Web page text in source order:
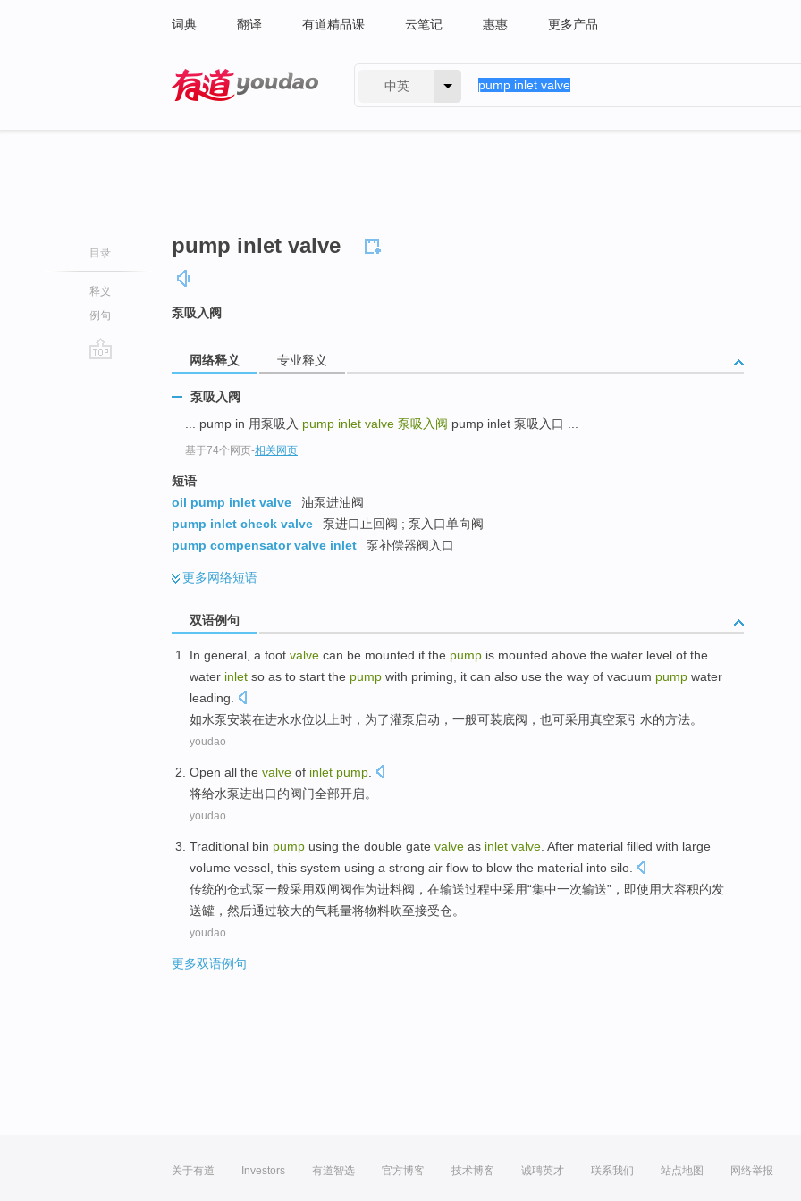
词典 翻译 有道精品课 云笔记 惠惠 更多产品
中英
目录
释义
例句
pump inlet valve
泵吸入阀
网络释义 专业释义
泵吸入阀
... pump in 用泵吸入 pump inlet valve 泵吸入阀 pump inlet 泵吸入口 ...
基于74个网页-相关网页
短语
oil pump inlet valve
油泵进油阀
pump inlet check valve
泵进口止回阀 ; 泵入口单向阀
pump compensator valve inlet
泵补偿器阀入口
更多网络短语
双语例句
In general, a foot valve can be mounted if the pump is mounted above the water level of the
water inlet so as to start the pump with priming, it can also use the way of vacuum pump water
leading.
如水泵安装在进水水位以上时， 为了灌泵启动 ，一般可装底阀 ， 也可采用真空泵引水的方法。
youdao
Open all the valve of inlet pump
将给水泵进出口的阀门全部开启。
youdao
Traditional bin pump using the double gate valve as inlet valve After material filled with large
volume vessel , this system using a strong air flow to blow the material into silo
传统的仓式泵一般采用双闸阀作为进料阀 ， 在输送过程中采用“集中一次输送”，即使用大容积的发
送罐，然后通过较大的气耗量将物料吹至接受仓。
youdao
更多双语例句
关于有道 Investors 有道智选 官方博客 技术博客 诚聘英才 联系我们 站点地图 网络举报